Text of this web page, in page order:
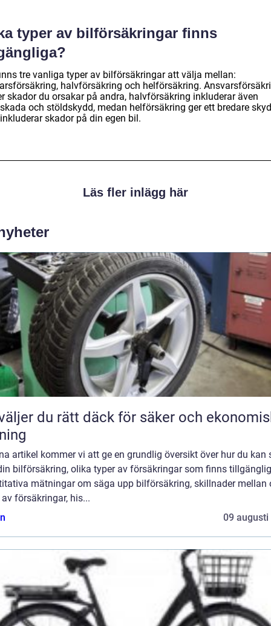
typer av bilförsäkringar finns
tre vanliga typer av bilförsäkringar att välja mellan:
halvförsäkring och helförsäkring.
skador du orsakar på andra, halvförsäkring inkluderar även
och stöldskydd, medan helförsäkring ger ett bredare
skador på din egen bil.
Läs fler inlägg här
du rätt däck för säker och
artikel kommer vi att ge en grundlig översikt över hur du kan
bilförsäkring, olika typer av försäkringar som finns
mätningar om säga upp bilförsäkring, skillnader mellan
försäkringar, his...
09 augusti